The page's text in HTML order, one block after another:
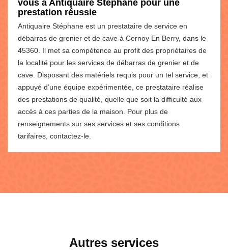
vous à Antiquaire Stéphane pour une
prestation réussie
Antiquaire Stéphane est un prestataire de service en
débarras de grenier et de cave à Cernoy En Berry, dans le
45360. Il met sa compétence au profit des propriétaires de
la localité pour les services de débarras de grenier et de
cave. Disposant des matériels requis pour un tel service, et
appuyé d’une équipe expérimentée, ce prestataire réalise
des prestations de qualité, quelle que soit la difficulté aux
accès à ces parties de la maison. Pour plus de
renseignements sur ses services et ses conditions
tarifaires, contactez-le.
Autres services